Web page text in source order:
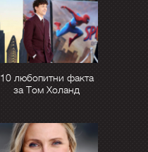
10 любопитни факта
за Том Холанд